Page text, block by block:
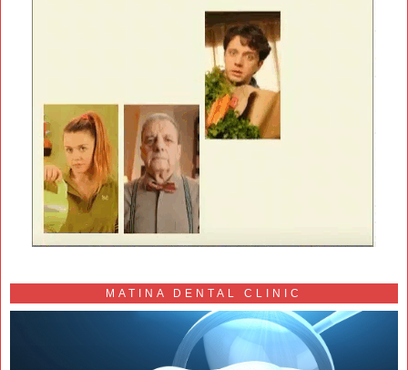
MATINA DENTAL CLINIC